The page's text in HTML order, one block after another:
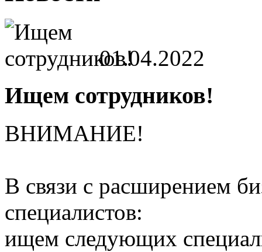
01.04.2022
Ищем сотрудников!
ВНИМАНИЕ!
В связи с расширением
специалистов:
ищем следующих